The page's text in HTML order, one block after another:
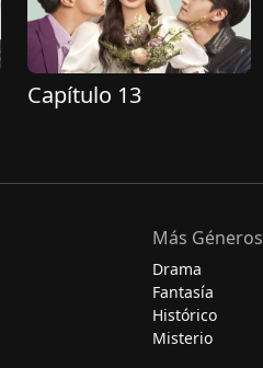
Capítulo 13
Más Géneros
Drama
Fantasía
Histórico
Misterio